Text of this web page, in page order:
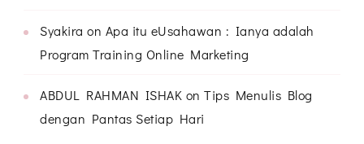
Syakira on Apa itu eUsahawan : Ianya adalah
Program Training Online Marketing
ABDUL RAHMAN ISHAK on Tips Menulis Blog
dengan Pantas Setiap Hari